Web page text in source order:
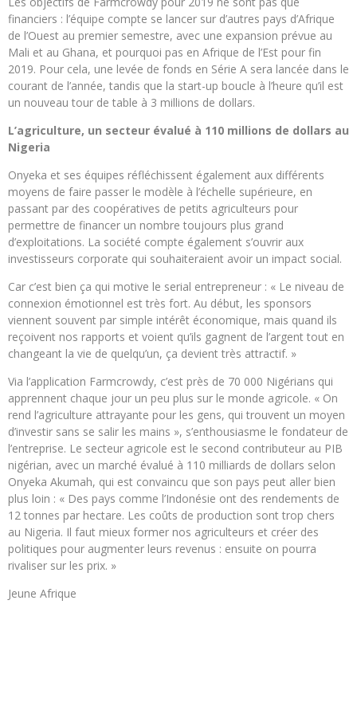
financiers : l’équipe compte se lancer sur d’autres pays d’Afrique
de l’Ouest au premier semestre, avec une expansion prévue au
Mali et au Ghana, et pourquoi pas en Afrique de l’Est pour fin
2019. Pour cela, une levée de fonds en Série A sera lancée dans le
courant de l’année, tandis que la start-up boucle à l’heure qu’il est
un nouveau tour de table à 3 millions de dollars.
L’agriculture, un secteur évalué à 110 millions de dollars au
Nigeria
Onyeka et ses équipes réfléchissent également aux différents
moyens de faire passer le modèle à l’échelle supérieure, en
passant par des coopératives de petits agriculteurs pour
permettre de financer un nombre toujours plus grand
d’exploitations. La société compte également s’ouvrir aux
investisseurs corporate qui souhaiteraient avoir un impact social.
Car c’est bien ça qui motive le serial entrepreneur : « Le niveau de
connexion émotionnel est très fort. Au début, les sponsors
viennent souvent par simple intérêt économique, mais quand ils
reçoivent nos rapports et voient qu’ils gagnent de l’argent tout en
changeant la vie de quelqu’un, ça devient très attractif. »
Via l’application Farmcrowdy, c’est près de 70 000 Nigérians qui
apprennent chaque jour un peu plus sur le monde agricole. « On
rend l’agriculture attrayante pour les gens, qui trouvent un moyen
d’investir sans se salir les mains », s’enthousiasme le fondateur de
l’entreprise. Le secteur agricole est le second contributeur au PIB
nigérian, avec un marché évalué à 110 milliards de dollars selon
Onyeka Akumah, qui est convaincu que son pays peut aller bien
plus loin : « Des pays comme l’Indonésie ont des rendements de
12 tonnes par hectare. Les coûts de production sont trop chers
au Nigeria. Il faut mieux former nos agriculteurs et créer des
politiques pour augmenter leurs revenus : ensuite on pourra
rivaliser sur les prix. »
Jeune Afrique